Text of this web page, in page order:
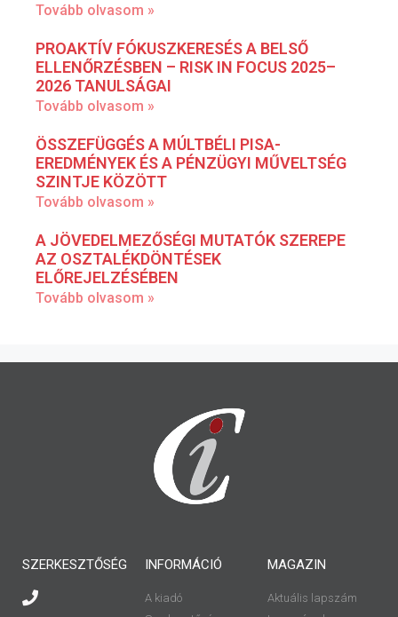
Tovább olvasom »
PROAKTÍV FÓKUSZKERESÉS A BELSŐ
ELLENŐRZÉSBEN – RISK IN FOCUS 2025–
2026 TANULSÁGAI
Tovább olvasom »
ÖSSZEFÜGGÉS A MÚLTBÉLI PISA-
EREDMÉNYEK ÉS A PÉNZÜGYI MŰVELTSÉG
SZINTJE KÖZÖTT
Tovább olvasom »
A JÖVEDELMEZŐSÉGI MUTATÓK SZEREPE
AZ OSZTALÉKDÖNTÉSEK
ELŐREJELZÉSÉBEN
Tovább olvasom »
SZERKESZTŐSÉG INFORMÁCIÓ
A kiadó
MAGAZIN
Aktuális lapszám